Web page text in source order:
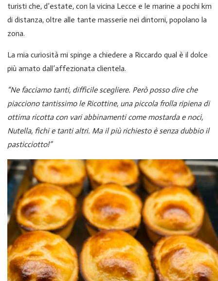
turisti che, d’estate, con la vicina Lecce e le marine a pochi km
di distanza, oltre alle tante masserie nei dintorni, popolano la
zona.
La mia curiosità mi spinge a chiedere a Riccardo qual è il dolce
più amato dall’affezionata clientela.
“Ne facciamo tanti, difficile scegliere. Però posso dire che
piacciono tantissimo le Ricottine, una piccola frolla ripiena di
ottima ricotta con vari abbinamenti come mostarda e noci,
Nutella, fichi e tanti altri. Ma il più richiesto è senza dubbio il
pasticciotto!”